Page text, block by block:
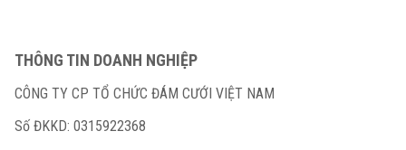
THÔNG TIN DOANH NGHIỆP
CÔNG TY CP TỔ CHỨC ĐÁM CƯỚI VIỆT NAM
Số ĐKKD: 0315922368